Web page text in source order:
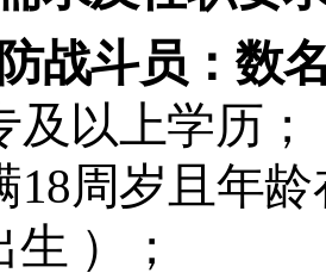
战斗员：数
及以上学历；
18周岁且年
）；